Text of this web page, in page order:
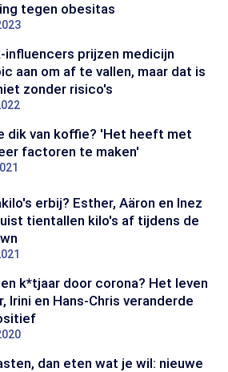
tegen obesitas
influencers prijzen medicijn
aan om af te vallen, maar dat is
zonder risico's
dik van koffie? 'Het heeft met
factoren te maken'
erbij? Esther, Aäron en Inez
tientallen kilo's af tijdens de
k*tjaar door corona? Het leven
Irini en Hans-Chris veranderde
dan eten wat je wil: nieuwe